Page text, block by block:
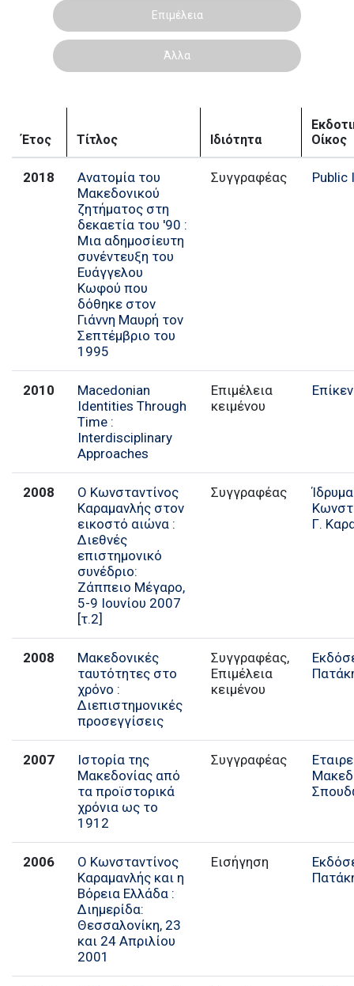
Επιμέλεια
Άλλα
Έτος Τίτλος Ιδιότητα
Οίκος
2018
Ανατομία του
Μακεδονικού
ζητήματος στη
δεκαετία του '90 :
Μια αδημοσίευτη
συνέντευξη του
Ευάγγελου
Κωφού που
δόθηκε στον
Γιάννη Μαυρή τον
Σεπτέμβριο του
1995
Συγγραφέας Public
2010
Macedonian
Identities Through
Time :
Interdisciplinary
Approaches
Επιμέλεια
κειμένου
2008
Ο Κωνσταντίνος
Καραμανλής στον
εικοστό αιώνα :
Διεθνές
επιστημονικό
συνέδριο:
Ζάππειο Μέγαρο,
5-9 Ιουνίου 2007
[τ.2]
Συγγραφέας
Ίδρυμα
Γ.
2008
Μακεδονικές
ταυτότητες στο
χρόνο :
Διεπιστημονικές
προσεγγίσεις
Συγγραφέας,
Επιμέλεια
κειμένου
2007
Ιστορία της
Μακεδονίας από
τα προϊστορικά
χρόνια ως το
1912
Συγγραφέας
2006
Ο Κωνσταντίνος
Καραμανλής και η
Βόρεια Ελλάδα :
Διημερίδα:
Θεσσαλονίκη, 23
και 24 Απριλίου
2001
Εισήγηση